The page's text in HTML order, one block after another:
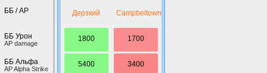
ББ / AP
ББ Урон
AP damage
ББ Альфа
AP Alpha Strike
Дерзкий
1800
5400
Campbeltown
1700
3400